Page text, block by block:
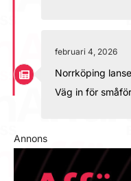
februari 4, 2026
Norrköping
Väg in för
Annons